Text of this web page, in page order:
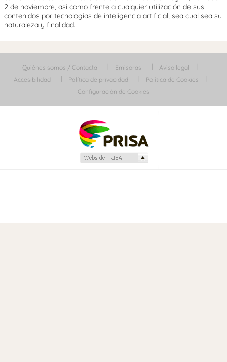
2 de noviembre, así como frente a cualquier utilización de sus
contenidos por tecnologías de inteligencia artificial, sea cual sea su
naturaleza y finalidad.
Quiénes somos / Contacta Emisoras
Aviso legal
Accesibilidad
Política de privacidad
Política de Cookies
Configuración de Cookies